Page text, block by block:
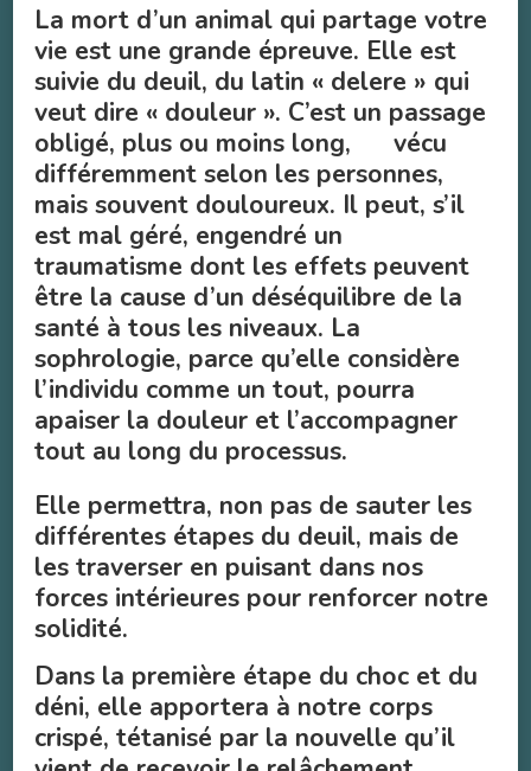
La mort d’un animal qui partage votre
vie est une grande épreuve. Elle est
suivie du deuil, du latin « delere » qui
veut dire « douleur ». C’est un passage
obligé, plus ou moins long, vécu
différemment selon les personnes,
mais souvent douloureux. Il peut, s’il
est mal géré, engendré un
traumatisme dont les effets peuvent
être la cause d’un déséquilibre de la
santé à tous les niveaux. La
sophrologie, parce qu’elle considère
l’individu comme un tout, pourra
apaiser la douleur et l’accompagner
tout au long du processus.
Elle permettra, non pas de sauter les
différentes étapes du deuil, mais de
les traverser en puisant dans nos
forces intérieures pour renforcer notre
solidité.
Dans la première étape du choc et du
déni, elle apportera à notre corps
crispé, tétanisé par la nouvelle qu’il